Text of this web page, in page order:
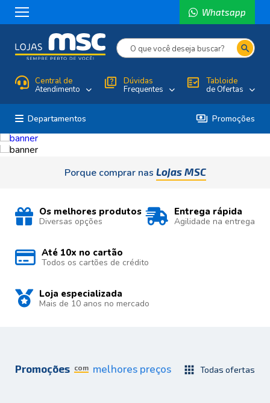
Whatsapp
search
Central de
Atendimento quiz Dúvidas
Frequentes fact_check Tabloide
de Ofertas
Departamentos payments Promoções
Porque comprar nas Lojas MSC
Os melhores produtos
Diversas opções
Entrega rápida
Agilidade na entrega
Até 10x no cartão
Todos os cartões de crédito
Loja especializada
Mais de 10 anos no mercado
Promoções com melhores preços apps Todas ofertas